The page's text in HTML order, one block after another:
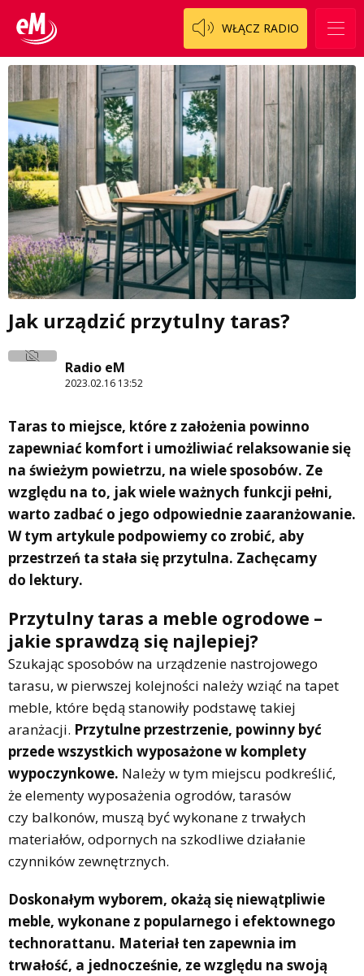
WŁĄCZ RADIO
Jak urządzić przytulny taras?
Radio eM
2023.02.16 13:52
Taras to miejsce, które z założenia powinno
zapewniać komfort i umożliwiać relaksowanie się
na świeżym powietrzu, na wiele sposobów. Ze
względu na to, jak wiele ważnych funkcji pełni,
warto zadbać o jego odpowiednie zaaranżowanie.
W tym artykule podpowiemy co zrobić, aby
przestrzeń ta stała się przytulna. Zachęcamy
do lektury.
Przytulny taras a meble ogrodowe –
jakie sprawdzą się najlepiej?
Szukając sposobów na urządzenie nastrojowego
tarasu, w pierwszej kolejności należy wziąć na tapet
meble, które będą stanowiły podstawę takiej
aranżacji. Przytulne przestrzenie, powinny być
przede wszystkich wyposażone w komplety
wypoczynkowe. Należy w tym miejscu podkreślić,
że elementy wyposażenia ogrodów, tarasów
czy balkonów, muszą być wykonane z trwałych
materiałów, odpornych na szkodliwe działanie
czynników zewnętrznych.
Doskonałym wyborem, okażą się niewątpliwie
meble, wykonane z popularnego i efektownego
technorattanu. Materiał ten zapewnia im
trwałość, a jednocześnie, ze względu na swoją